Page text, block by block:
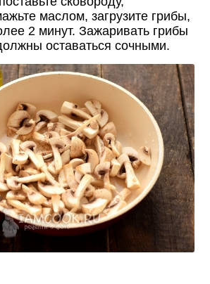
маслом, загрузите грибы,
2 минут. Зажаривать грибы
оставаться сочными.